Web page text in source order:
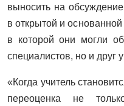
выносить на
в открытой и
в которой они могли
специалистов, но и друг
«Когда учитель
переоценка не